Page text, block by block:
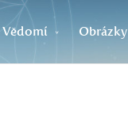
Vědomí Obrázky